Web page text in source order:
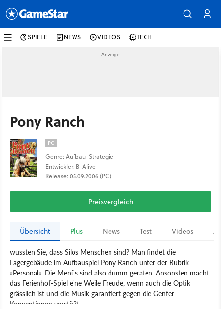
SPIELE NEWS VIDEOS TECH
Pony Ranch
PC
Genre: Aufbau-Strategie
Entwickler: B-Alive
Release: 05.09.2006 (PC)
Preisvergleich
Übersicht Plus News Test Videos
wussten Sie, dass Silos Menschen sind? Man findet die
Lagergebäude im Aufbauspiel Pony Ranch unter der Rubrik
»Personal«. Die Menüs sind also dumm geraten. Ansonsten macht
das Ferienhof-Spiel eine Weile Freude, wenn auch die Optik
grässlich ist und die Musik garantiert gegen die Genfer
Konventionen verstößt.